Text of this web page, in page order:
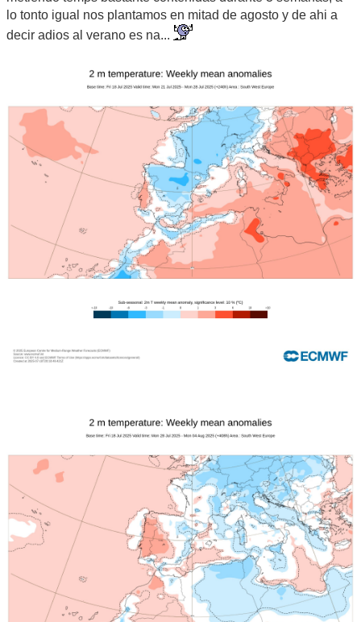
lo tonto igual nos plantamos en mitad de agosto y de ahi a
decir adios al verano es na...